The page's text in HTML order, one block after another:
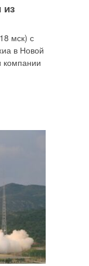
из
мск) с
в Новой
компании